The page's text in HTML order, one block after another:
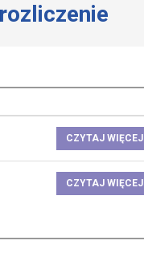
CZYTAJ WIĘCEJ
CZYTAJ WIĘCEJ